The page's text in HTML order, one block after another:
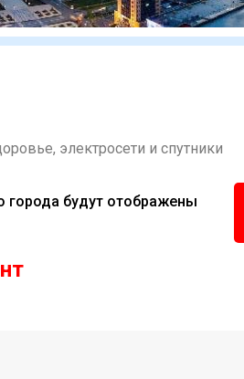
электросети и спутники
города будут отображены